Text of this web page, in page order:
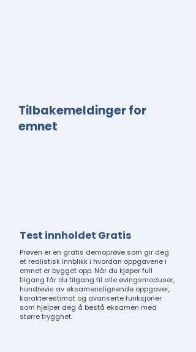
Tilbakemeldinger for
emnet
Test innholdet Gratis
Prøven er en gratis demoprøve som gir deg
et realistisk innblikk i hvordan oppgavene i
emnet er bygget opp. Når du kjøper full
tilgang får du tilgang til alle øvingsmoduser,
hundrevis av eksamenslignende oppgaver,
karakterestimat og avanserte funksjoner
som hjelper deg å bestå eksamen med
større trygghet.